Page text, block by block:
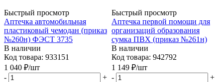
Быстрый просмотр
Аптечка автомобильная
пластиковый чемодан (приказ
№260н) ФЭСТ 3735
В наличии
Код товара: 933151
1 040 ₽/шт
-
+
Быстрый просмотр
Аптечка первой помощи для
организаций образования
сумка ПВХ (приказ №261н)
В наличии
Код товара: 942792
1 149 ₽/шт
-
+